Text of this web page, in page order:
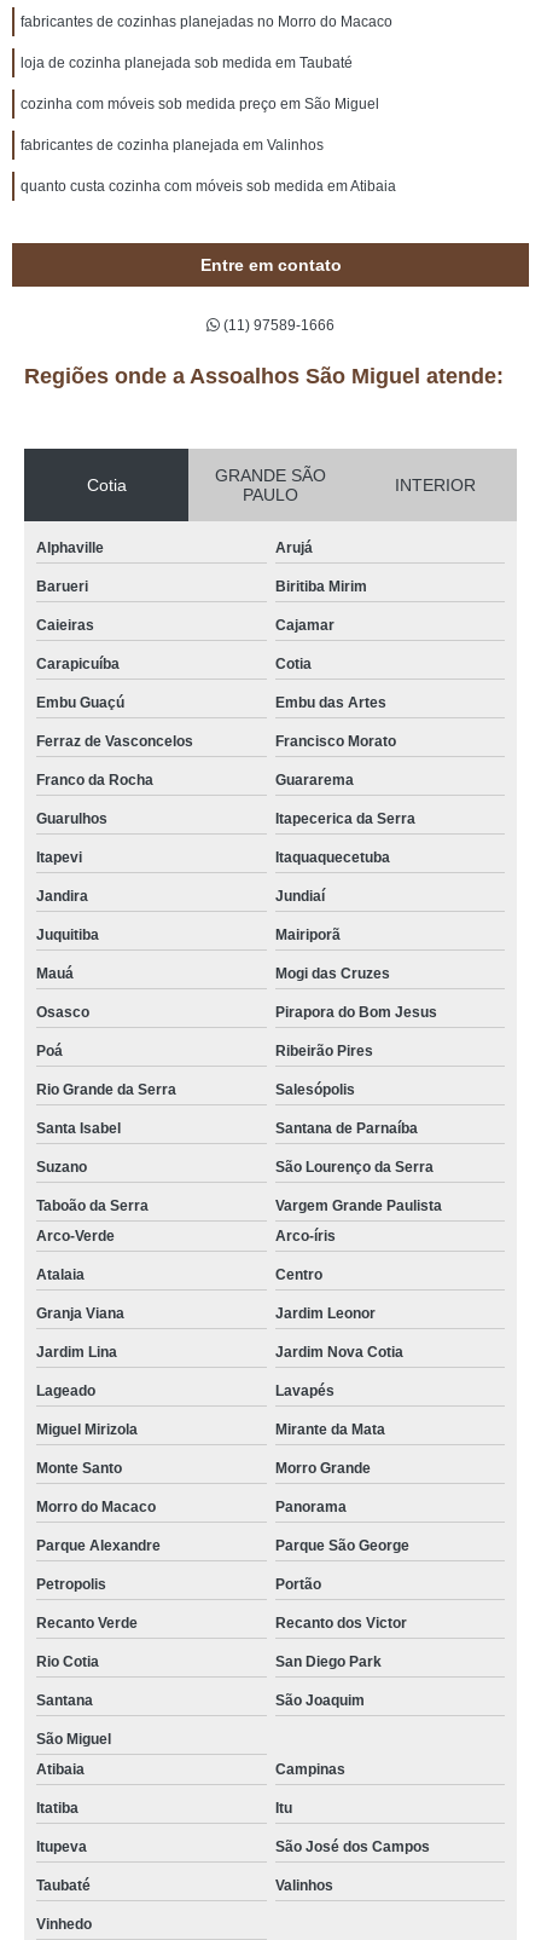
fabricantes de cozinhas planejadas no Morro do Macaco
loja de cozinha planejada sob medida em Taubaté
cozinha com móveis sob medida preço em São Miguel
fabricantes de cozinha planejada em Valinhos
quanto custa cozinha com móveis sob medida em Atibaia
Entre em contato
(11) 97589-1666
Regiões onde a Assoalhos São Miguel atende:
Cotia
GRANDE SÃO
PAULO
INTERIOR
Alphaville Arujá
Barueri Biritiba Mirim
Caieiras Cajamar
Carapicuíba Cotia
Embu Guaçú Embu das Artes
Ferraz de Vasconcelos Francisco Morato
Franco da Rocha Guararema
Guarulhos Itapecerica da Serra
Itapevi Itaquaquecetuba
Jandira Jundiaí
Juquitiba Mairiporã
Mauá Mogi das Cruzes
Osasco Pirapora do Bom Jesus
Poá Ribeirão Pires
Rio Grande da Serra Salesópolis
Santa Isabel Santana de Parnaíba
Suzano São Lourenço da Serra
Taboão da Serra
Vargem Grande Paulista
Arco-Verde
Arco-íris
Atalaia Centro
Granja Viana Jardim Leonor
Jardim Lina Jardim Nova Cotia
Lageado Lavapés
Miguel Mirizola Mirante da Mata
Monte Santo Morro Grande
Morro do Macaco Panorama
Parque Alexandre Parque São George
Petropolis Portão
Recanto Verde Recanto dos Victor
Rio Cotia San Diego Park
Santana São Joaquim
São Miguel
Atibaia
Campinas
Itatiba Itu
Itupeva São José dos Campos
Taubaté Valinhos
Vinhedo